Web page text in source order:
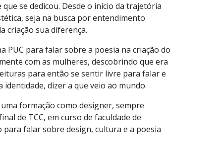
se dedicou. Desde o início da trajetória
seja na busca por entendimento
criação sua diferença.
PUC para falar sobre a poesia na criação do
com as mulheres, descobrindo que era
para então se sentir livre para falar e
dizer a que veio ao mundo.
formação como designer, sempre
de TCC, em curso de faculdade de
falar sobre design, cultura e a poesia